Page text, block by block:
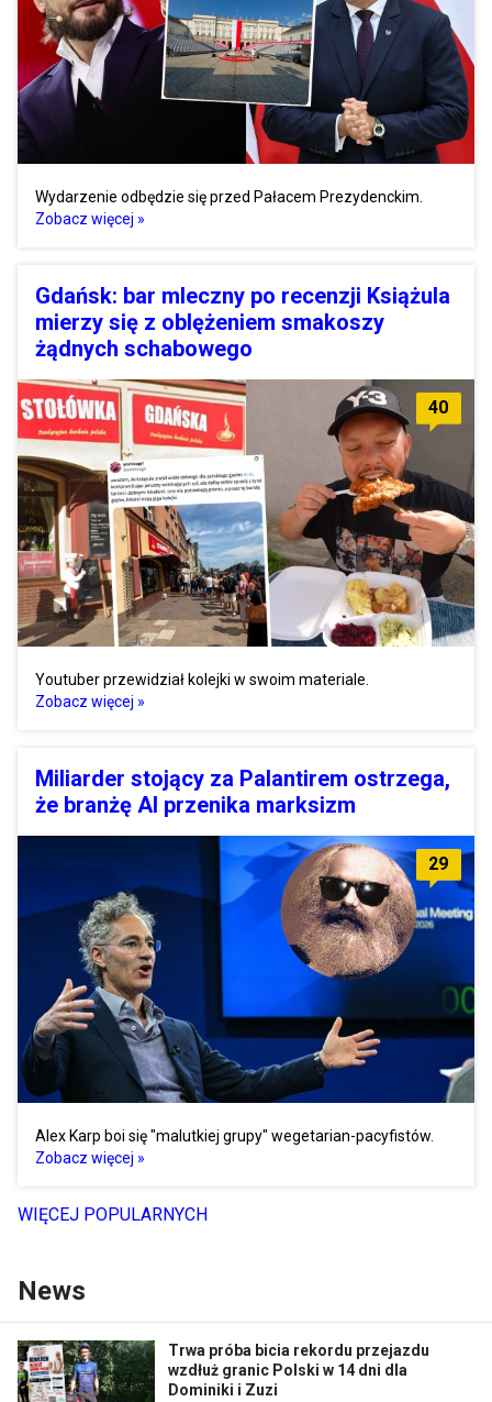
Wydarzenie odbędzie się przed Pałacem Prezydenckim.
Zobacz więcej »
Gdańsk: bar mleczny po recenzji Książula
mierzy się z oblężeniem smakoszy
żądnych schabowego
40
Youtuber przewidział kolejki w swoim materiale.
Zobacz więcej »
Miliarder stojący za Palantirem ostrzega,
że branżę AI przenika marksizm
29
Alex Karp boi się "malutkiej grupy" wegetarian-pacyfistów.
Zobacz więcej »
WIĘCEJ POPULARNYCH
News
Trwa próba bicia rekordu przejazdu
wzdłuż granic Polski w 14 dni dla
Dominiki i Zuzi